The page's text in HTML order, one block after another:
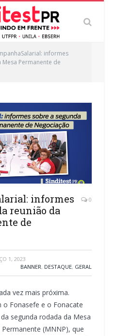
informes
Permanente de
informes
reunião da
de
0
1, 2023
BANNER, DESTAQUE, GERAL
vez mais próxima.
o Fonasefe e o Fonacate
segunda rodada da Mesa
(MNNP), que